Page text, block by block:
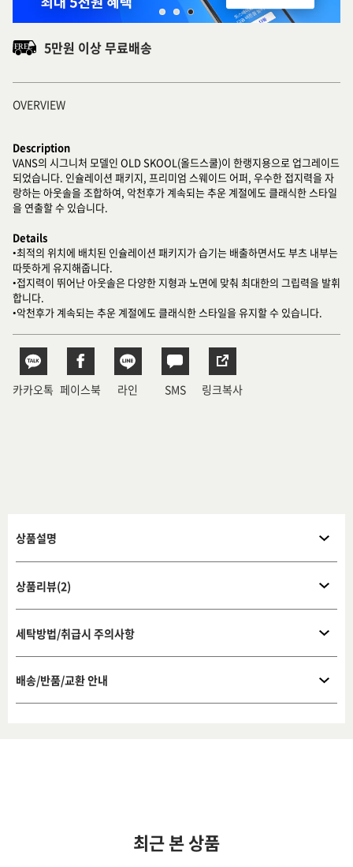
5만원 이상 무료배송
OVERVIEW
Description
VANS의 시그니처 모델인 OLD SKOOL(올드스쿨)이 한랭지용으로 업그레이드
되었습니다. 인슐레이션 패키지, 프리미엄 스웨이드 어퍼, 우수한 접지력을 자
랑하는 아웃솔을 조합하여, 악천후가 계속되는 추운 계절에도 클래식한 스타일
을 연출할 수 있습니다.
Details
•최적의 위치에 배치된 인슐레이션 패키지가 습기는 배출하면서도 부츠 내부는
따뜻하게 유지해줍니다.
•접지력이 뛰어난 아웃솔은 다양한 지형과 노면에 맞춰 최대한의 그립력을 발휘
합니다.
•악천후가 계속되는 추운 계절에도 클래식한 스타일을 유지할 수 있습니다.
카카오톡 페이스북 라인 SMS 링크복사
상품설명
상품리뷰(2)
세탁방법/취급시 주의사항
배송/반품/교환 안내
최근 본 상품